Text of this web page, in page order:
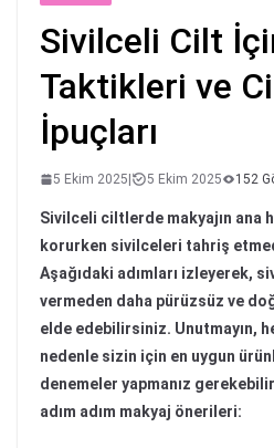
Sivilceli Cilt
Taktikleri ve
İpuçları
5 Ekim 2025| 5 Ekim 2025 152
Sivilceli ciltlerde makyajın ana
korurken sivilceleri tahriş
Aşağıdaki adımları izleyerek,
vermeden daha pürüzsüz ve
elde edebilirsiniz. Unutmayın,
nedenle sizin için en uygun
denemeler yapmanız
adım adım makyaj önerileri: